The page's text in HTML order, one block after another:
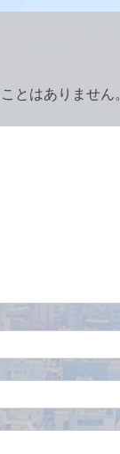
とはありません。